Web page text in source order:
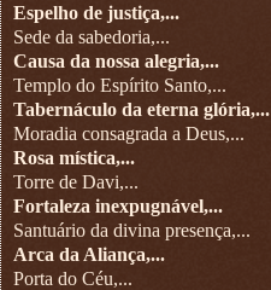
Espelho de justiça,...
Sede da sabedoria,...
Causa da nossa alegria,...
Templo do Espírito Santo,...
Tabernáculo da eterna glória,...
Moradia consagrada a Deus,...
Rosa mística,...
Torre de Davi,...
Fortaleza inexpugnável,...
Santuário da divina presença,...
Arca da Aliança,...
Porta do Céu,...